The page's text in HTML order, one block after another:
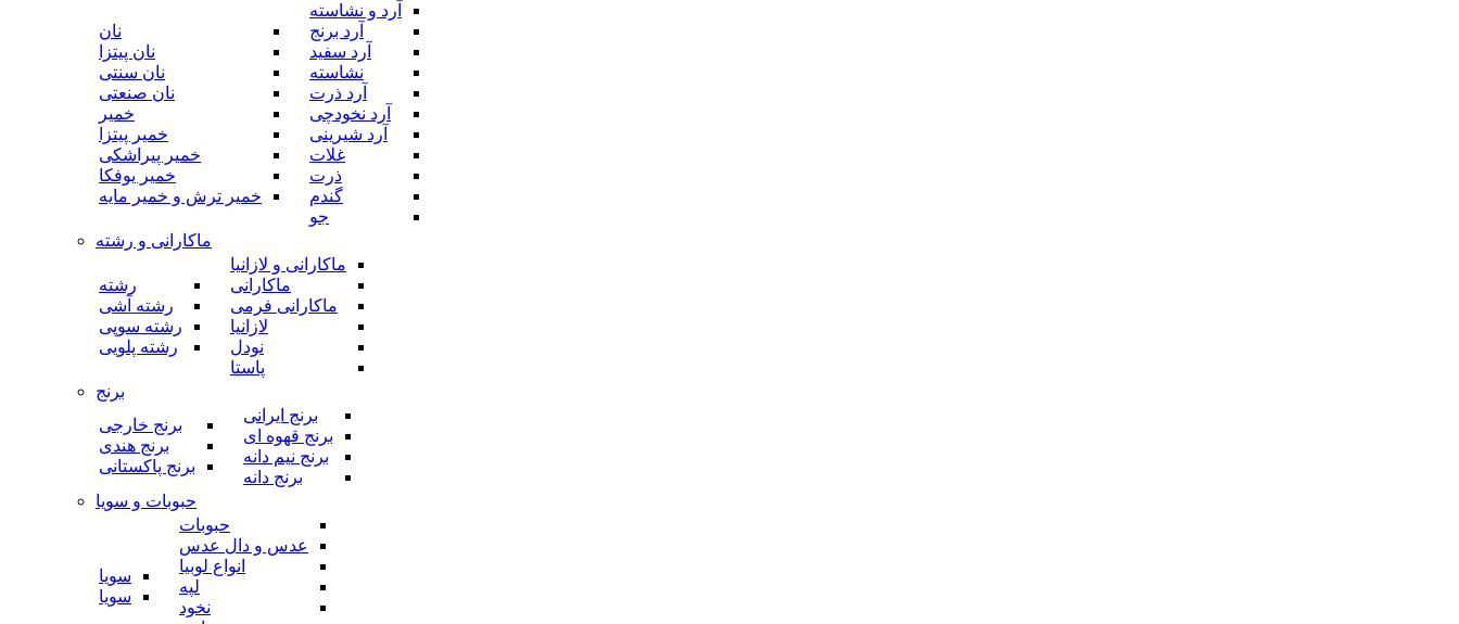
آرد و نشاسته
آرد برنج
آرد سفید
نشاسته
آرد ذرت
آرد نخودچی
آرد شیرینی
غلات
ذرت
گندم
جو
نان
نان پیتزا
نان سنتی
نان صنعتی
خمیر
خمیر پیتزا
خمیر پیراشکی
خمیر یوفکا
خمیر ترش و خمیر مایه
ماکارانی و رشته
ماکارانی و لازانیا
ماکارانی
ماکارانی فرمی
لازانیا
نودل
پاستا
رشته
رشته آشی
رشته سوپی
رشته پلویی
برنج
برنج ایرانی
برنج قهوه ای
برنج نیم دانه
برنج دانه
برنج خارجی
برنج هندی
برنج پاکستانی
حبوبات و سویا
حبوبات
عدس و دال عدس
انواع لوبیا
لپه
نخود
سویا
سویا